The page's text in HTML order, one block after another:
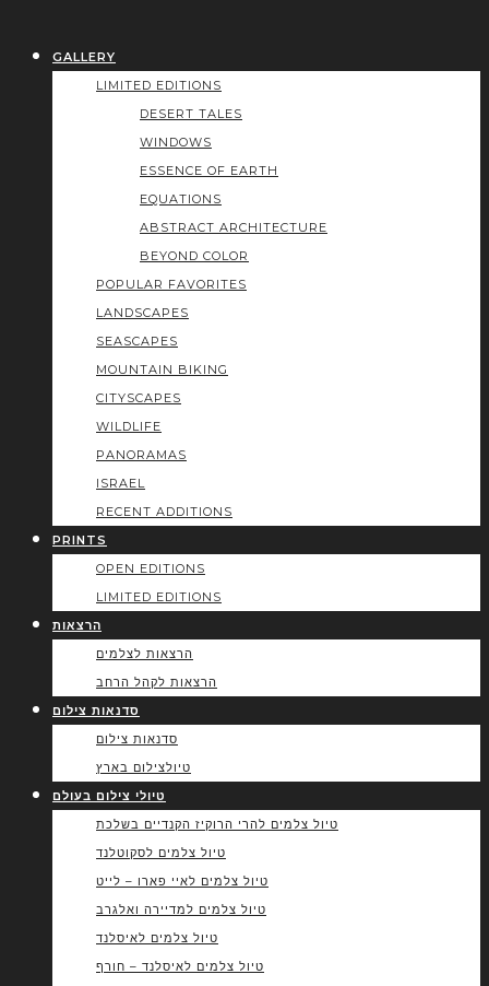
GALLERY
LIMITED EDITIONS
DESERT TALES
WINDOWS
ESSENCE OF EARTH
EQUATIONS
ABSTRACT ARCHITECTURE
BEYOND COLOR
POPULAR FAVORITES
LANDSCAPES
SEASCAPES
MOUNTAIN BIKING
CITYSCAPES
WILDLIFE
PANORAMAS
ISRAEL
RECENT ADDITIONS
PRINTS
OPEN EDITIONS
LIMITED EDITIONS
הרצאות
הרצאות לצלמים
הרצאות לקהל הרחב
סדנאות צילום
סדנאות צילום
טיולצילום בארץ
טיולי צילום בעולם
טיול צלמים להרי הרוקיז הקנדיים בשלכת
טיול צלמים לסקוטלנד
טיול צלמים לאיי פארו – לייט
טיול צלמים למדיירה ואלגרב
טיול צלמים לאיסלנד
טיול צלמים לאיסלנד – חורף